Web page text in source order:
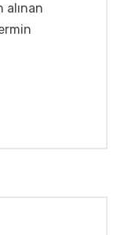
alınan